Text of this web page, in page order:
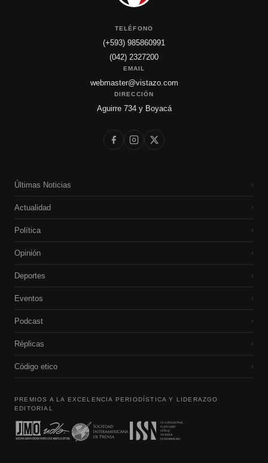
TELÉFONO
(+593) 985860991
(042) 2327200
EMAIL
webmaster@vistazo.com
DIRECCIÓN
Aguirre 734 y Boyacá
Últimas Noticias ›
Actualidad ›
Política ›
Opinión ›
Deportes ›
Eventos ›
Podcast ›
Réplicas ›
Código etico ›
PREMIOS A LA EXCELENCIA PERIODÍSTICA Y LIDERAZGO
EDITORIAL